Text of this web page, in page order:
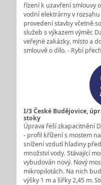
řízení k uzavření smlouvy
vodní elektrárny v
provedení stavby včetně
služeb s výkazem výměr.
veřejné zakázky, místo a
smlouvě o dílo. - Rybí
I/3 České Budějovice,
stoky
Úprava řeší zkapacitnění
- profil křížení s mostem
snížení vzdutí hladiny
množství vody. Stávající
vybudován nový. Nový
mikropilotách. Na nich
výšky 1 m a šířky 2,45 m.